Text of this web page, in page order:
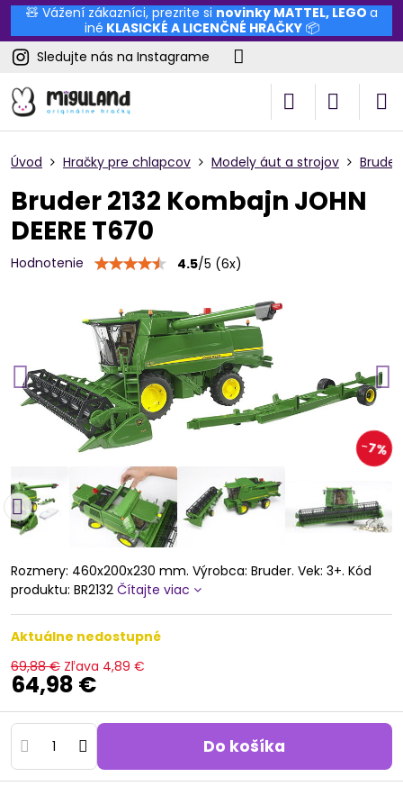
🧸 Vážení zákazníci, prezrite si novinky MATTEL, LEGO a
iné KLASICKÉ A LICENČNÉ HRAČKY📦
Sledujte nás na Instagrame
7%
Úvod Hračky pre chlapcov Modely áut a strojov Bruder
Bruder 2132 Kombajn JOHN
DEERE T670
Hodnotenie 4.5/5 (6x)
Rozmery: 460x200x230 mm. Výrobca: Bruder. Vek: 3+. Kód
produktu: BR2132 Čítajte viac
Aktuálne nedostupné
69,88 € Zľava 4,89 €
64,98 €
Do košíka